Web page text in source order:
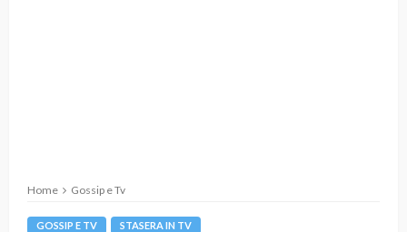
Home Gossip e Tv
GOSSIP E TV STASERA IN TV